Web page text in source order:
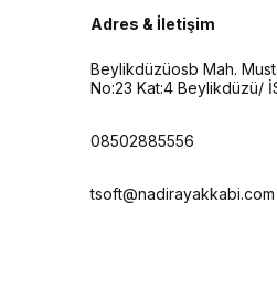
Adres & İletişim
Beylikdüzüosb Mah.
No:23 Kat:4 Beylikdüzü/
08502885556
tsoft@nadirayakkabi.com